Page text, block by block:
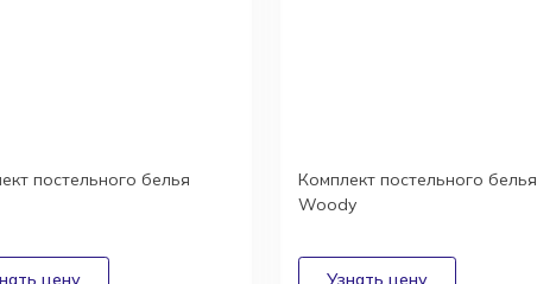
постельного белья
Комплект постельного белья
Woody